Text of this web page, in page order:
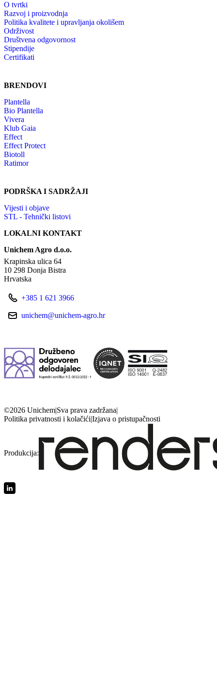
O tvrtki
Razvoj i proizvodnja
Politika kvalitete i upravljanja okolišem
Održivost
Društvena odgovornost
Stipendije
Certifikati
BRENDOVI
Plantella
Bio Plantella
Vivera
Klub Gaia
Effect
Effect Protect
Biotoll
Ratimor
PODRŠKA I SADRŽAJI
Vijesti i objave
STL - Tehnički listovi
LOKALNI KONTAKT
Unichem Agro d.o.o.
Krapinska ulica 64
10 298 Donja Bistra
Hrvatska
+385 1 621 3966
unichem@unichem-agro.hr
©2026 Unichem|Sva prava zadržana|
Politika privatnosti i kolačići|Izjava o pristupačnosti
Produkcija: